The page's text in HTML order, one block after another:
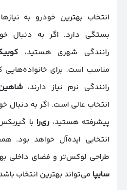
انتخاب بهترین خودرو به
بستگی دارد. اگر به دنبال
رانندگی شهری هستید،
مناسب است. برای خانواده‌هایی
رانندگی نرم نیاز دارند،
انتخاب عالی است. اگر به دنبال
پیشرفته هستید،ری‌را
انتخابی ایده‌آل خواهد بود.
طراحی لوکس‌تر و فضای داخلی
سایپا می‌تواند بهترین انتخاب